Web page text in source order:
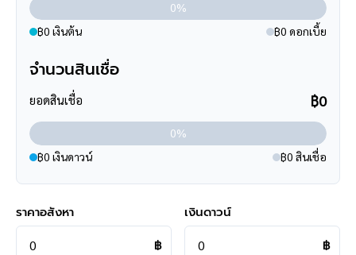
**การเดินทาง**
- ตัวบ้านห่างจากหน้าโครงการ 1.5 กิโลเมตร
- หน้าโครงการห่างจากถนนใหญ่ 1.7 กิโลเมตร
- เข้า-ออก ได้หลายเส้นทาง ได้แก่ ถนนกาญจนาภิเษก, ถนนบางม่วง-
บางคูลัด
- ใกล้จุดขึ้นทางด่วน "ศรีรัช"
เรามีบริการด้านสินเชื่อ ติดต่อได้กับทุกธนาคาร สามารถกู้ได้วงเงิน
สูงสุดถึง 90-110 % ที่สำคัญคือ ฟรีค่ะ
สามารถนัดชมบ้าน หรือสอบถามข้อมูลเบื้องต้น ทุกวัน ได้ที่เบอร์095
-264-4465
ราคาอสังหา
฿
เงินดาวน์
฿
0%
฿0 เงินต้น
฿0 ดอกเบี้ย
จำนวนสินเชื่อ
ยอดสินเชื่อ ฿0
0%
฿0 เงินดาวน์
฿0 สินเชื่อ